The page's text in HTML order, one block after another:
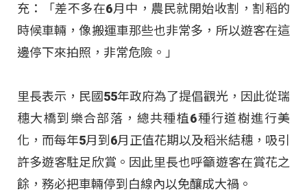
充：「差不多在6月中，農民就開始收割，割稻的
時候車輛，像搬運車那些也非常多，所以遊客在這
邊停下來拍照，非常危險。」
里長表示，民國55年政府為了提倡觀光，因此從瑞
穗大橋到樂合部落，總共種植6種行道樹進行美
化，而每年5月到6月正值花期以及稻米結穗，吸引
許多遊客駐足欣賞。因此里長也呼籲遊客在賞花之
餘，務必把車輛停到白線內以免釀成大禍。